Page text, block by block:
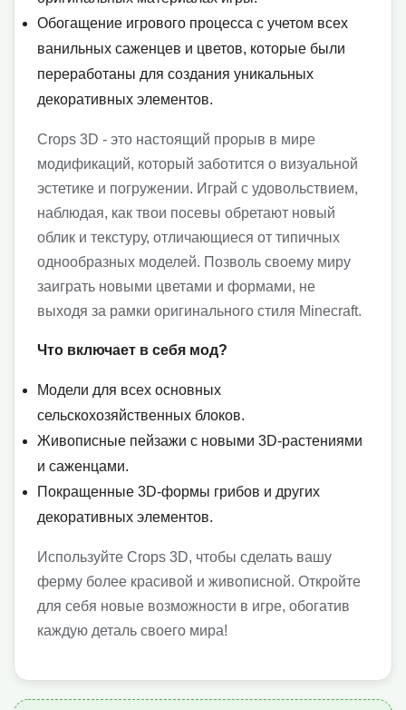
Обогащение игрового процесса с учетом всех
ванильных саженцев и цветов, которые были
переработаны для создания уникальных
декоративных элементов.
Crops 3D - это настоящий прорыв в мире
модификаций, который заботится о визуальной
эстетике и погружении. Играй с удовольствием,
наблюдая, как твои посевы обретают новый
облик и текстуру, отличающиеся от типичных
однообразных моделей. Позволь своему миру
заиграть новыми цветами и формами, не
выходя за рамки оригинального стиля Minecraft.
Что включает в себя мод?
Модели для всех основных
сельскохозяйственных блоков.
Живописные пейзажи с новыми 3D-растениями
и саженцами.
Покращенные 3D-формы грибов и других
декоративных элементов.
Используйте Crops 3D, чтобы сделать вашу
ферму более красивой и живописной. Откройте
для себя новые возможности в игре, обогатив
каждую деталь своего мира!